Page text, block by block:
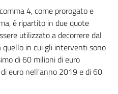
4, come prorogato e
è ripartito in due quote
utilizzato a decorrere dal
quello in cui gli interventi sono
di 60 milioni di euro
euro nell'anno 2019 e di 60